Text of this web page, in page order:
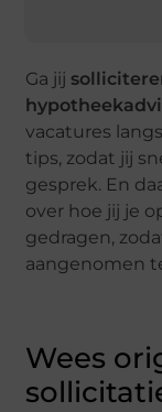
Ga jij
vacatures
tips, zodat jij
gesprek. En
over hoe jij je
gedragen,
aangenomen
Wees